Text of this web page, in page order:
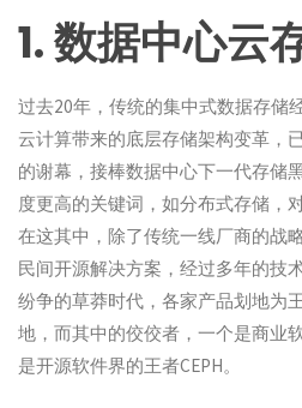
1. 数据中心云
过去20年，传统的集中式数据存储
云计算带来的底层存储架构变革，
的谢幕，接棒数据中心下一代存储
度更高的关键词，如分布式存储，
在这其中，除了传统一线厂商的战
民间开源解决方案，经过多年的技
纷争的草莽时代，各家产品划地为
地，而其中的佼佼者，一个是商业
是开源软件界的王者CEPH。